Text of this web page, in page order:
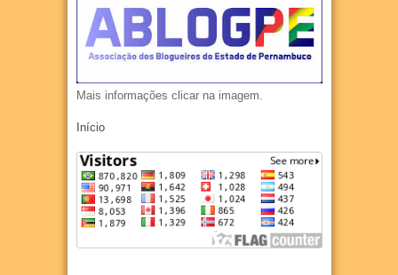
Mais informações clicar na imagem.
Início